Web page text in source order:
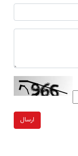
ارسال